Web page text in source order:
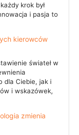
krok był
i pasja to
kierowców
świateł w
dla Ciebie, jak i
i wskazówek,
zmienia